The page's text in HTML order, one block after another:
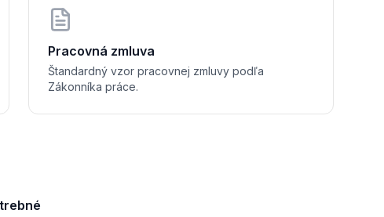
Pracovná zmluva
Štandardný vzor pracovnej zmluvy podľa
Zákonníka práce.